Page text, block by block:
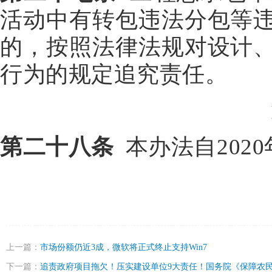
活动中有转包违法分包等
的，按照法律法规对设计
行为的规定追究责任。
第二十八条本办法自2020
上一篇： 市场份额仍近3成，微软将正式终止支持Win7
下一篇： 追责政府项目拖欠！压实建设单位9大责任！国务院《保障农